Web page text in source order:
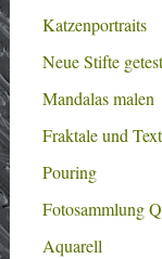
Katzenportraits
Neue Stifte
Mandalas malen
Fraktale und
Pouring
Fotosammlung
Aquarell